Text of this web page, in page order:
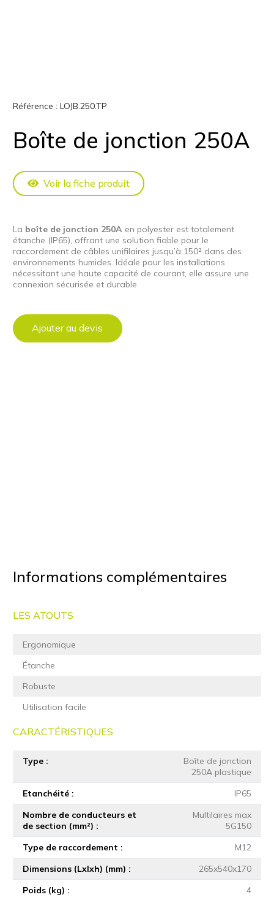
Référence : LOJB.250.TP
Boîte de jonction 250A
Voir la fiche produit
La boîte de jonction 250A en polyester est totalement
étanche (IP65), offrant une solution fiable pour le
raccordement de câbles unifilaires jusqu’à 150² dans des
environnements humides. Idéale pour les installations
nécessitant une haute capacité de courant, elle assure une
connexion sécurisée et durable
Ajouter au devis
Informations complémentaires
LES ATOUTS
Ergonomique
Étanche
Robuste
Utilisation facile
CARACTÉRISTIQUES
Type
Boîte de jonction
250A plastique
Etanchéité
IP65
Nombre de conducteurs et
de section (mm²)
Multilaires max
5G150
Type de raccordement
M12
Dimensions (Lxlxh) (mm)
265x540x170
Poids (kg)
4